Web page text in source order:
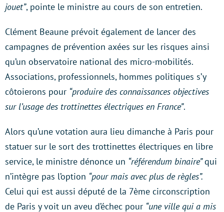
jouet”, pointe le ministre au cours de son entretien.
Clément Beaune prévoit également de lancer des
campagnes de prévention axées sur les risques ainsi
qu’un observatoire national des micro-mobilités.
Associations, professionnels, hommes politiques s’y
côtoierons pour “produire des connaissances objectives
sur l’usage des trottinettes électriques en France”.
Alors qu’une votation aura lieu dimanche à Paris pour
statuer sur le sort des trottinettes électriques en libre
service, le ministre dénonce un “référendum binaire”qui
n’intègre pas l’option “pour mais avec plus de règles”.
Celui qui est aussi député de la 7ème circonscription
de Paris y voit un aveu d’échec pour “une ville qui a mis